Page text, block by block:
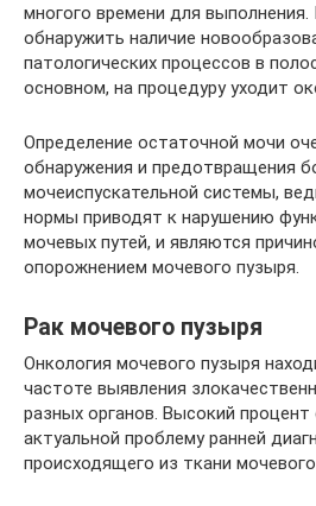
многого времени для
обнаружить наличие
патологических процессов в
основном, на процедуру уходит
Определение остаточной мочи
обнаружения и предотвращения
мочеиспускательной системы,
нормы приводят к нарушению
мочевых путей, и являются
опорожнением мочевого пузыря.
Рак мочевого пузыря
Онкология мочевого пузыря
частоте выявления
разных органов. Высокий
актуальной проблему ранней
происходящего из ткани